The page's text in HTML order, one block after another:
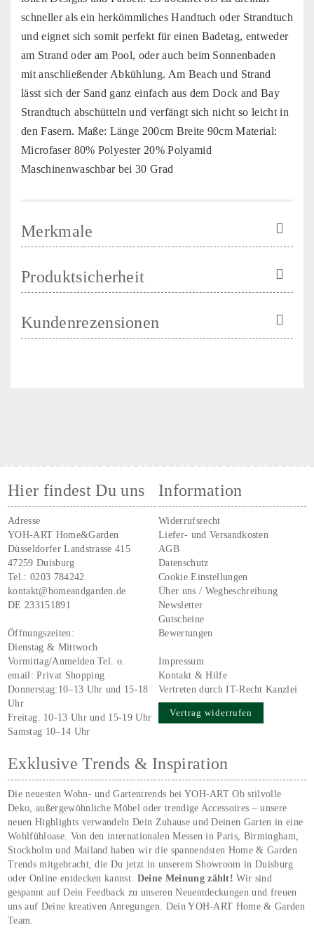
schneller als ein herkömmliches Handtuch oder Strandtuch
und eignet sich somit perfekt für einen Badetag, entweder
am Strand oder am Pool, oder auch beim Sonnenbaden
mit anschließender Abkühlung. Am Beach und Strand
lässt sich der Sand ganz einfach aus dem Dock and Bay
Strandtuch abschütteln und verfängt sich nicht so leicht in
den Fasern. Maße: Länge 200cm Breite 90cm Material:
Microfaser 80% Polyester 20% Polyamid
Maschinenwaschbar bei 30 Grad
Merkmale
Produktsicherheit
Kundenrezensionen
Hier findest Du uns
Adresse
YOH-ART Home&Garden
Düsseldorfer Landstrasse 415
47259 Duisburg
Tel.:0203 784242
kontakt@homeandgarden.de
DE 233151891
Öffnungszeiten:
Dienstag & Mittwoch
Vormittag/Anmelden Tel. o.
email:Privat Shopping
Donnerstag:10–13 Uhr und 15-18
Uhr
Freitag: 10-13 Uhr und 15-19 Uhr
Samstag 10–14 Uhr
Information
Widerrufsrecht
Liefer- und Versandkosten
AGB
Datenschutz
Cookie Einstellungen
Über uns / Wegbeschreibung
Newsletter
Gutscheine
Bewertungen
Impressum
Kontakt & Hilfe
Vertreten durch IT-Recht Kanzlei
Vertrag widerrufen
Exklusive Trends & Inspiration
Die neuesten Wohn- und Gartentrends bei YOH‑ART Ob stilvolle
Deko, außergewöhnliche Möbel oder trendige Accessoires – unsere
neuen Highlights verwandeln Dein Zuhause und Deinen Garten in eine
Wohlfühloase. Von den internationalen Messen in Paris, Birmingham,
Stockholm und Mailand haben wir die spannendsten Home & Garden
Trends mitgebracht, die Du jetzt in unserem Showroom in Duisburg
oder Online entdecken kannst. Deine Meinung zählt!Wir sind
gespannt auf Dein Feedback zu unseren Neuentdeckungen und freuen
uns auf Deine kreativen Anregungen. Dein YOH‑ART Home & Garden
Team.